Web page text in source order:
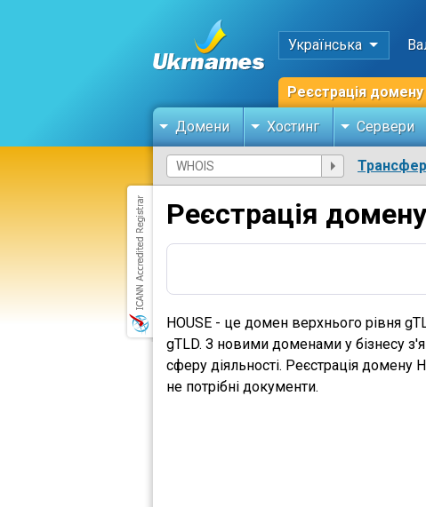
Українська
Реєстрація домену
Домени Хостинг Сервери
Реєстрація
HOUSE - це домен верхнього рівня
gTLD. З новими доменами у бізнесу
сферу діяльності. Реєстрація
не потрібні документи.